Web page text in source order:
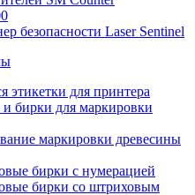
безопасности Laser Sentinel
этикетки для принтера
бирки для маркировки
маркировки древесины
бирки с нумерацией
бирки со штриховым